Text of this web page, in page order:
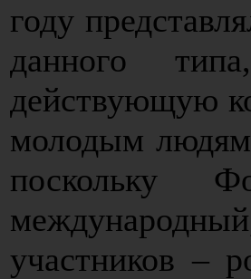
году
данного
действующую
молодым людям
поскольку
участников –